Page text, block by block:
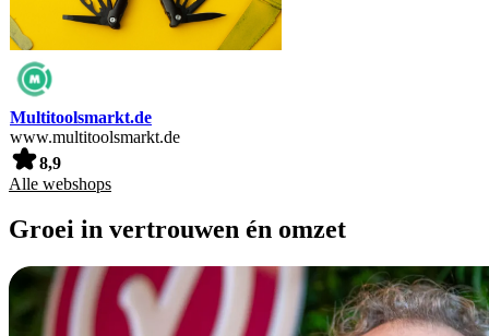
Multitoolsmarkt.de
www.multitoolsmarkt.de
8,9
Alle webshops
Groei in vertrouwen én omzet